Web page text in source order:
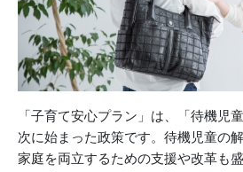
「子育て安心プラン」は、「待機児
次に始まった政策です。待機児童の
家庭を両立するための支援や改革も